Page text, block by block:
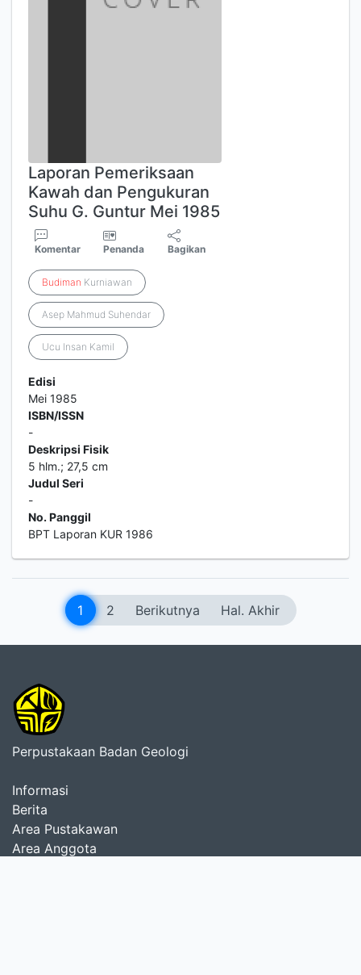
Laporan Pemeriksaan
Kawah dan Pengukuran
Suhu G. Guntur Mei 1985
Komentar Penanda Bagikan
Budiman Kurniawan
Asep Mahmud Suhendar
Ucu Insan Kamil
Edisi
Mei 1985
ISBN/ISSN
-
Deskripsi Fisik
5 hlm.; 27,5 cm
Judul Seri
-
No. Panggil
BPT Laporan KUR 1986
1 2 Berikutnya Hal. Akhir
Perpustakaan Badan Geologi
Informasi
Berita
Area Pustakawan
Area Anggota